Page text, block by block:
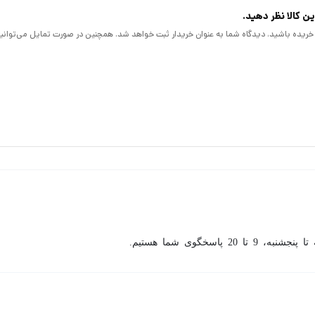
شما می توانید تصاویر ضبط شده را به 2 حالت تک تصویر
را تشخیص داد، دستگاه دی وی آر داهوا چند ثانیه قبل از وقوع حرکت و
کالا نظر دهید.
خریده باشید، دیدگاه شما به عنوان خریدار ثبت خواهد شد. همچنین در صورت تمایل
9 تا 20 پاسخگوی شما هستیم.